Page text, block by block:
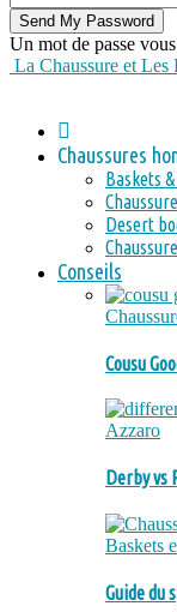
Un mot de passe
La Chaussure et Les
Chaussures
Baskets
Desert
Conseils
Cousu
Azzaro
Derby vs
Baskets
Guide du